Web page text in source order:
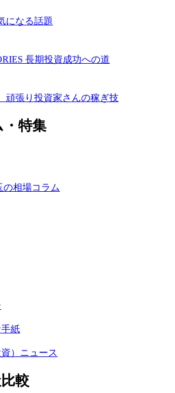
なる話題
長期投資成功への道
頑張り投資家さんの稼ぎ技
特集
の相場コラム
紙
）ニュース
較